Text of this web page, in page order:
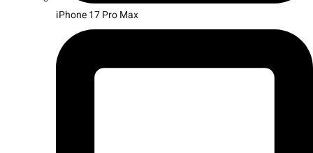
iPhone 17 Pro Max